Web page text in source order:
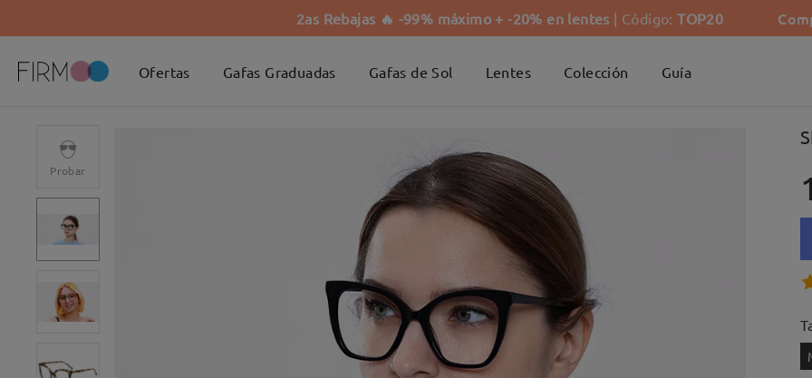
2as Rebajas 🔥 -99% máximo + -20% en lentes | Código:TOP20
Ofertas Gafas Graduadas Gafas de Sol Lentes Colección Guía
Probar